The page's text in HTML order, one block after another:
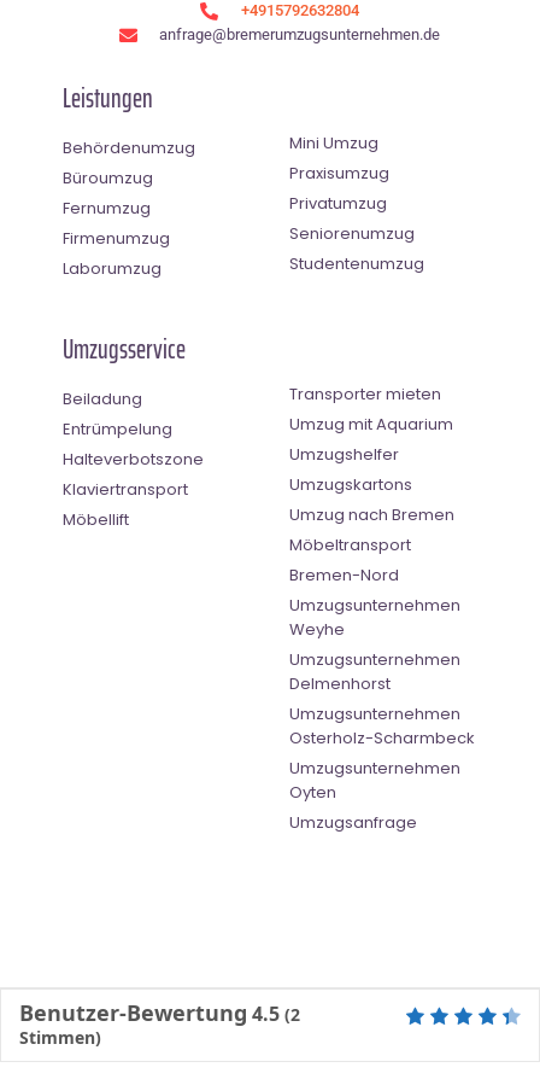
+4915792632804
anfrage@bremerumzugsunternehmen.de
Leistungen
Behördenumzug
Büroumzug
Fernumzug
Firmenumzug
Laborumzug
Mini Umzug
Praxisumzug
Privatumzug
Seniorenumzug
Studentenumzug
Umzugsservice
Beiladung
Entrümpelung
Halteverbotszone
Klaviertransport
Möbellift
Transporter mieten
Umzug mit Aquarium
Umzugshelfer
Umzugskartons
Umzug nach Bremen
Möbeltransport
Bremen-Nord
Umzugsunternehmen
Weyhe
Umzugsunternehmen
Delmenhorst
Umzugsunternehmen
Osterholz-Scharmbeck
Umzugsunternehmen
Oyten
Umzugsanfrage
Benutzer-Bewertung 4.5 (2
Stimmen)